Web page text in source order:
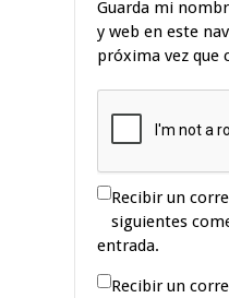
Guarda mi
y web en este
próxima vez que
Recibir un
siguientes
entrada.
Recibir un